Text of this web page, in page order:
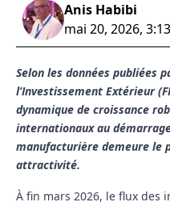
Anis Habibi
mai 20, 2026,
Selon les données publiées
l’Investissement Extérieur
dynamique de croissance
internationaux au
manufacturière demeure le
attractivité.
À fin mars 2026, le flux des